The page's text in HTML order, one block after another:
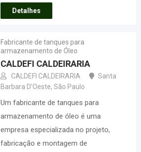
Detalhes
Fabricante de tanques para
armazenamento de Óleo
CALDEFI CALDEIRARIA
CALDEFI CALDEIRARIA
Santa
Barbara D’Oeste, São Paulo
Um fabricante de tanques para
armazenamento de óleo é uma
empresa especializada no projeto,
fabricação e montagem de